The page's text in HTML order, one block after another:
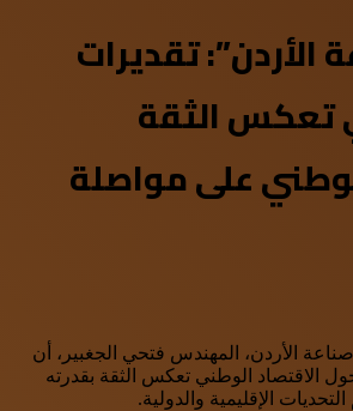
الأردن”: تقديرات
تعكس الثقة
على مواصلة
الأردن، المهندس فتحي الجغبير، أن
الاقتصاد الوطني تعكس الثقة بقدرته
الإقليمية والدولية.